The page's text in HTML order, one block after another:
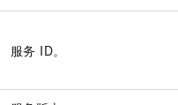
服务 ID。